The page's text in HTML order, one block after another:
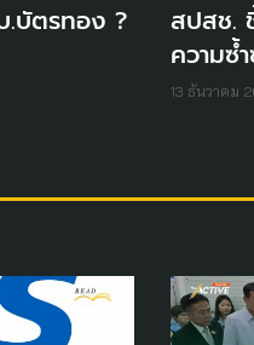
.บัตรทอง ?
สปสช.
ความซ้
13 ธันวาคม